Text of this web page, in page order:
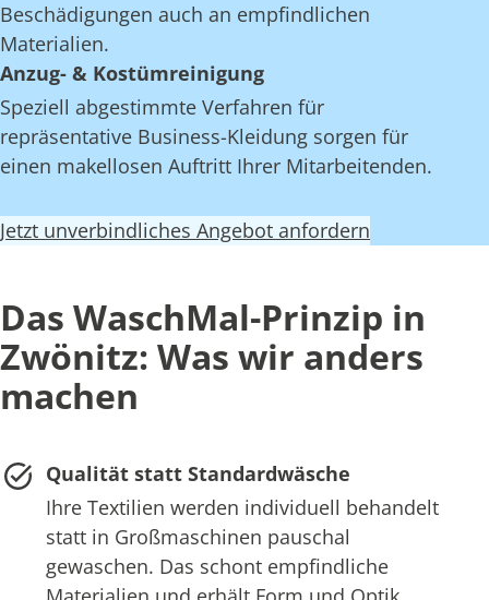
Beschädigungen auch an empfindlichen
Materialien.
Anzug- & Kostümreinigung
Speziell abgestimmte Verfahren für
repräsentative Business-Kleidung sorgen für
einen makellosen Auftritt Ihrer Mitarbeitenden.
Jetzt unverbindliches Angebot anfordern
Das WaschMal-Prinzip in
Zwönitz: Was wir anders
machen
Qualität statt Standardwäsche
Ihre Textilien werden individuell behandelt
statt in Großmaschinen pauschal
gewaschen. Das schont empfindliche